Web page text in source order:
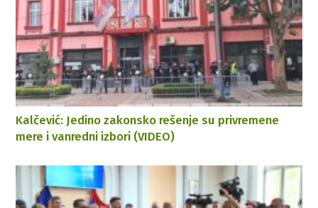
Kalčević: Jedino zakonsko rešenje su privremene
mere i vanredni izbori (VIDEO)